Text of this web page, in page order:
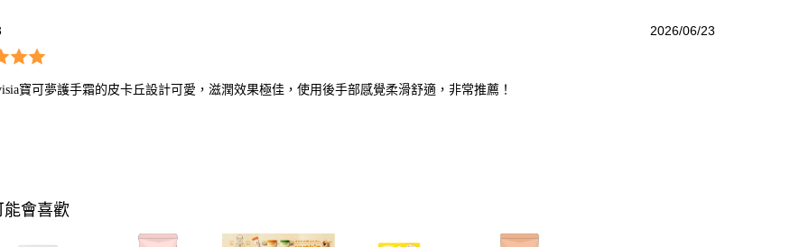
2026/06/23
寶可夢護手霜的皮卡丘設計可愛，滋潤效果極佳，使用後手部感覺柔滑舒適，非常推薦！
能會喜歡